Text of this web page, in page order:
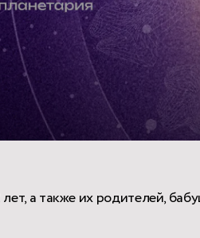
а также их родителей,